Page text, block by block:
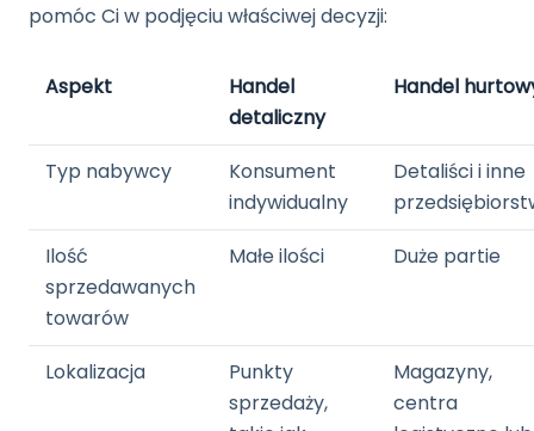
pomóc Ci w podjęciu właściwej decyzji:
Aspekt
Handel
detaliczny
Handel
Typ nabywcy
Konsument
indywidualny
Detaliści i inne
Ilość
sprzedawanych
towarów
Małe ilości Duże partie
Lokalizacja
Punkty
sprzedaży,
Magazyny,
centra